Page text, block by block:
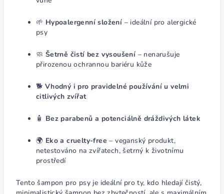
🌱 Hypoalergenní složení – ideální pro alergické
psy
🧼 Šetrně čistí bez vysoušení – nenarušuje
přirozenou ochrannou bariéru kůže
🐕 Vhodný i pro pravidelné používání u velmi
citlivých zvířat
🧴 Bez parabenů a potenciálně dráždivých látek
🌍 Eko a cruelty-free – veganský produkt,
netestováno na zvířatech, šetrný k životnímu
prostředí
Tento šampon pro psy je ideální pro ty, kdo hledají čistý,